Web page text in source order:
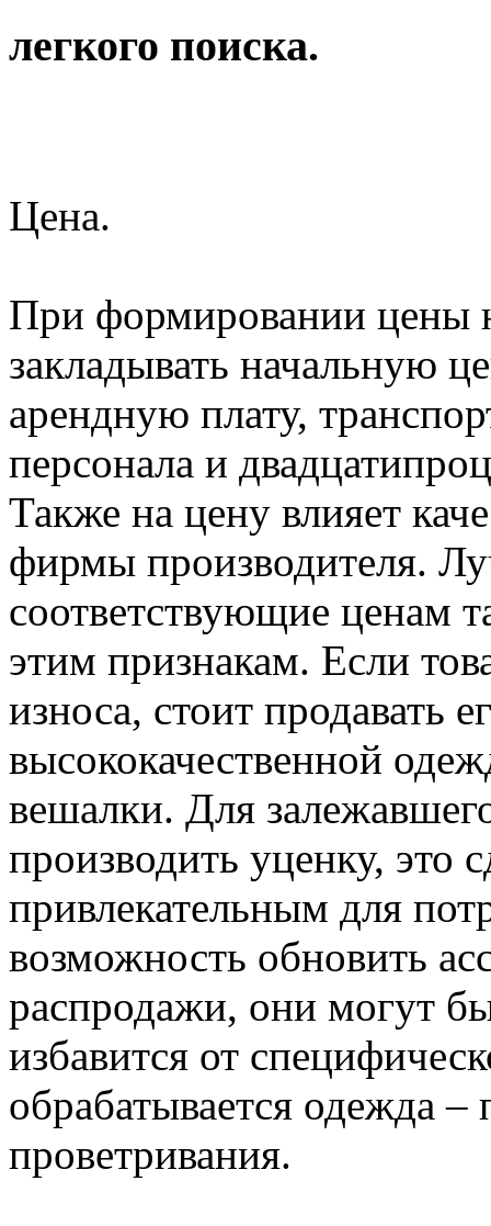
легкого поиска.
Цена.
При формировании цены
закладывать начальную
арендную плату,
персонала и
Также на цену влияет
фирмы производителя.
соответствующие ценам
этим признакам. Если
износа, стоит продавать
высококачественной
вешалки. Для
производить уценку, это
привлекательным для
возможность обновить
распродажи, они могут
избавится от
обрабатывается одежда –
проветривания.